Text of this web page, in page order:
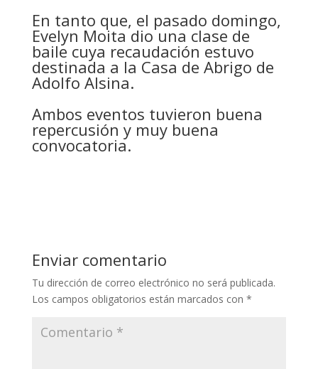
En tanto que, el pasado domingo,
Evelyn Moita dio una clase de
baile cuya recaudación estuvo
destinada a la Casa de Abrigo de
Adolfo Alsina.
Ambos eventos tuvieron buena
repercusión y muy buena
convocatoria.
Enviar comentario
Tu dirección de correo electrónico no será publicada.
Los campos obligatorios están marcados con *